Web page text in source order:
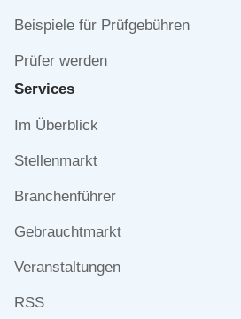
Beispiele für Prüfgebühren
Prüfer werden
Services
Navigation
Im Überblick
Stellenmarkt
Branchenführer
Gebrauchtmarkt
Veranstaltungen
RSS